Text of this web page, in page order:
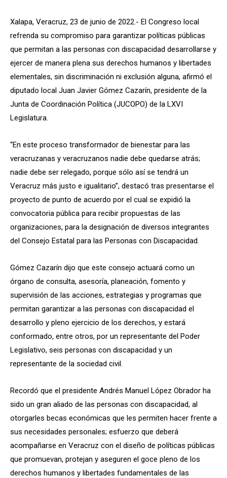
Xalapa, Veracruz, 23 de junio de 2022.- El Congreso local
refrenda su compromiso para garantizar políticas públicas
que permitan a las personas con discapacidad desarrollarse y
ejercer de manera plena sus derechos humanos y libertades
elementales, sin discriminación ni exclusión alguna, afirmó el
diputado local Juan Javier Gómez Cazarín, presidente de la
Junta de Coordinación Política (JUCOPO) de la LXVI
Legislatura.
“En este proceso transformador de bienestar para las
veracruzanas y veracruzanos nadie debe quedarse atrás;
nadie debe ser relegado, porque sólo así se tendrá un
Veracruz más justo e igualitario”, destacó tras presentarse el
proyecto de punto de acuerdo por el cual se expidió la
convocatoria pública para recibir propuestas de las
organizaciones, para la designación de diversos integrantes
del Consejo Estatal para las Personas con Discapacidad.
Gómez Cazarín dijo que este consejo actuará como un
órgano de consulta, asesoría, planeación, fomento y
supervisión de las acciones, estrategias y programas que
permitan garantizar a las personas con discapacidad el
desarrollo y pleno ejercicio de los derechos, y estará
conformado, entre otros, por un representante del Poder
Legislativo, seis personas con discapacidad y un
representante de la sociedad civil.
Recordó que el presidente Andrés Manuel López Obrador ha
sido un gran aliado de las personas con discapacidad, al
otorgarles becas económicas que les permiten hacer frente a
sus necesidades personales; esfuerzo que deberá
acompañarse en Veracruz con el diseño de políticas públicas
que promuevan, protejan y aseguren el goce pleno de los
derechos humanos y libertades fundamentales de las